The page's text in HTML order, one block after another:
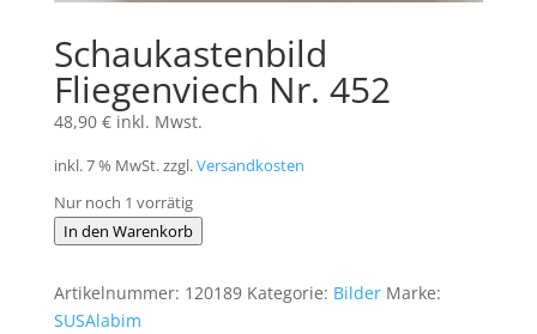
Schaukastenbild
Fliegenviech Nr. 452
48,90 € inkl. Mwst.
inkl. 7 % MwSt.zzgl.Versandkosten
Nur noch 1 vorrätig
Schaukastenbild
Nr.
452
In den Warenkorb
Artikelnummer: 120189 Kategorie: Bilder Marke:
SUSAlabim